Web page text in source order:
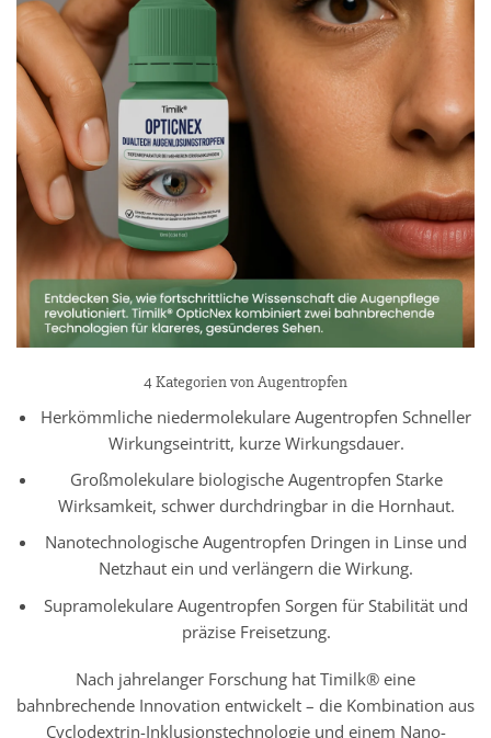
4 Kategorien von Augentropfen
Herkömmliche niedermolekulare Augentropfen Schneller
Wirkungseintritt, kurze Wirkungsdauer.
Großmolekulare biologische Augentropfen Starke
Wirksamkeit, schwer durchdringbar in die Hornhaut.
Nanotechnologische Augentropfen Dringen in Linse und
Netzhaut ein und verlängern die Wirkung.
Supramolekulare Augentropfen Sorgen für Stabilität und
präzise Freisetzung.
Nach jahrelanger Forschung hat Timilk® eine
bahnbrechende Innovation entwickelt – die Kombination aus
Cyclodextrin-Inklusionstechnologie und einem Nano-